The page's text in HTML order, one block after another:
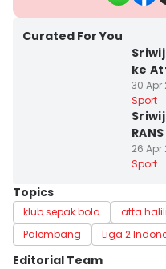
Curated For You
ke
30 Apr
Sport
26 Apr
Sport
Topics
klub sepak bola atta
Palembang
Liga 2
Editorial Team